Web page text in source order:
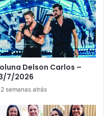
Delson Carlos –
7/2026
2 semanas atrás